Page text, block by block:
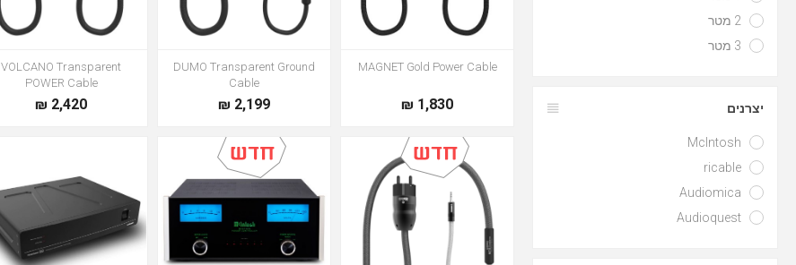
MAGNET Gold Power Cable
1,830 ₪
DUMO Transparent Ground
Cable
2,199 ₪
VOLCANO Transparent
POWER Cable
2,420 ₪
2 מטר
3 מטר
יצרנים
McIntosh
ricable
Audiomica
Audioquest